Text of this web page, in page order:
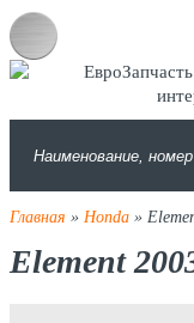
Главная » Honda»
Element